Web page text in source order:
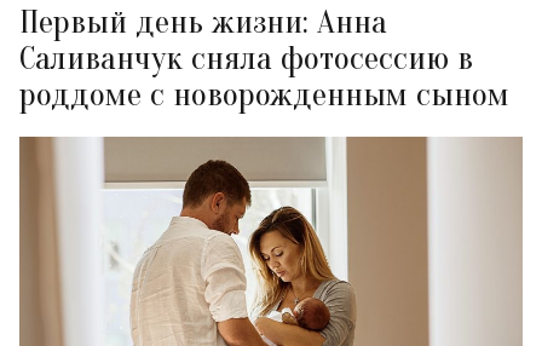
Первый день жизни: Анна
Саливанчук сняла фотосессию в
роддоме с новорожденным сыном